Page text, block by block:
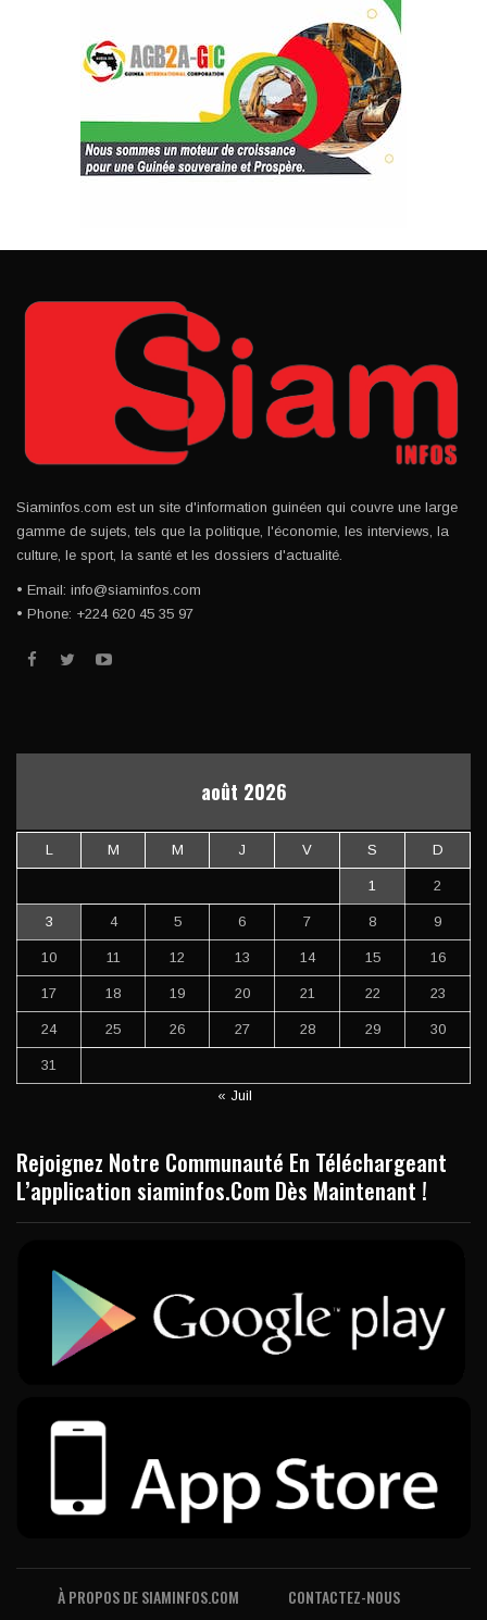
Siaminfos.com est un site d'information guinéen qui couvre une large
gamme de sujets, tels que la politique, l'économie, les interviews, la
culture, le sport, la santé et les dossiers d'actualité.
• Email: info@siaminfos.com
• Phone: +224 620 45 35 97
août 2026
L M M J V S D
1 2
3 4 5 6 7 8 9
10 11 12 13 14 15 16
17 18 19 20 21 22 23
24 25 26 27 28 29 30
31
« Juil
Rejoignez Notre Communauté En Téléchargeant
L’application siaminfos.Com Dès Maintenant !
À PROPOS DE SIAMINFOS.COM
CONTACTEZ-NOUS